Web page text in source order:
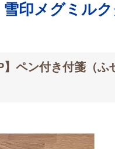
雪印メグミル
】ペン付き付箋（ふ